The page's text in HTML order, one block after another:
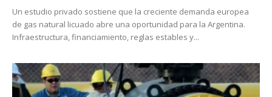
Un estudio privado sostiene que la creciente demanda europea
de gas natural licuado abre una oportunidad para la Argentina.
Infraestructura, financiamiento, reglas estables y...